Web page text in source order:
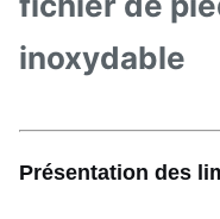
inoxydable
Présentation des